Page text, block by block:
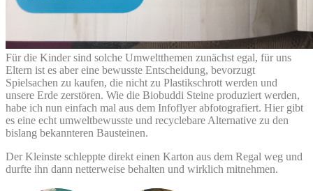
Für die Kinder sind solche Umweltthemen zunächst egal, für uns
Eltern ist es aber eine bewusste Entscheidung, bevorzugt
Spielsachen zu kaufen, die nicht zu Plastikschrott werden und
unsere Erde zerstören. Wie die Biobuddi Steine produziert werden,
habe ich nun einfach mal aus dem Infoflyer abfotografiert. Hier gibt
es eine echt umweltbewusste und recyclebare Alternative zu den
bislang bekannteren Bausteinen.
Der Kleinste schleppte direkt einen Karton aus dem Regal weg und
durfte ihn dann netterweise behalten und wirklich mitnehmen.